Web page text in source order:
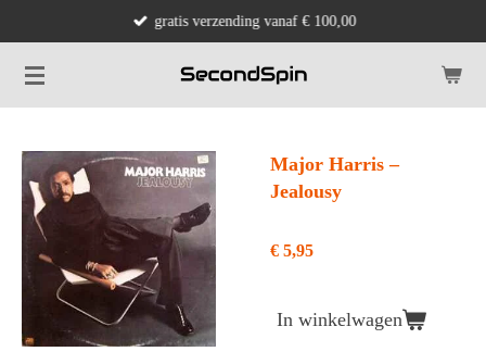
naar
de
gratis verzending vanaf € 100,00
Major Harris ‎–
Jealousy
€ 5,95
In winkelwagen